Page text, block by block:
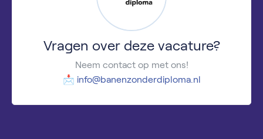
Vragen over deze vacature?
Neem contact op met ons!
📩 info@banenzonderdiploma.nl